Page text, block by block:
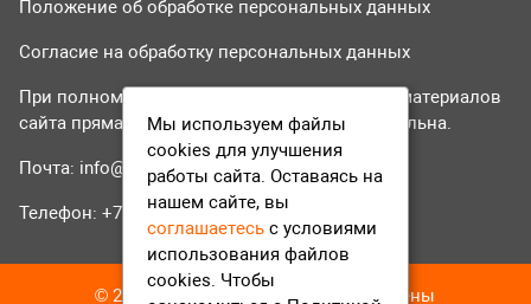
Положение об обработке персональных данных
Согласие на обработку персональных данных
При полном или частичном использовании материалов
сайта прямая гиперссылка на tvr24.tv обязательна.
Почта: info@tvr24.tv
Телефон: +7 (496) 551-04-95
© 2016-2023 ТВР24 Все права защищены
Мы используем файлы
cookies для улучшения
работы сайта. Оставаясь на
нашем сайте, вы
соглашаетесь с условиями
использования файлов
cookies. Чтобы